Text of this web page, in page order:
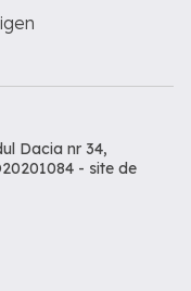
Dacia nr 34,
- site de